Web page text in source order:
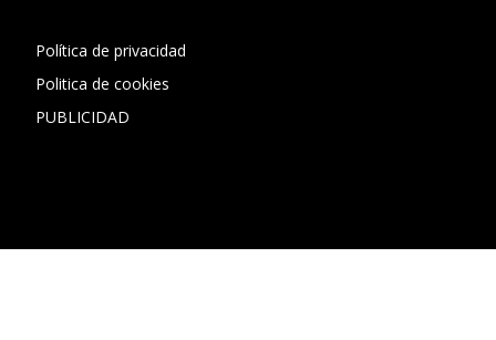
Política de privacidad
Politica de cookies
PUBLICIDAD